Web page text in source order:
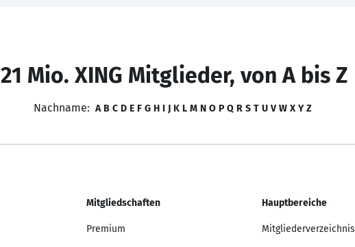
21 Mio. XING Mitglieder, von A bis Z
Nachname: A B C D E F G H I J K L M N O P Q R S T U V W X Y Z
Mitgliedschaften
Premium
Hauptbereiche
Mitgliederverzeichnis